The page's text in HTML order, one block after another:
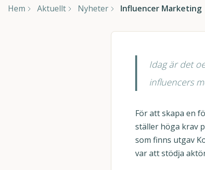
Hem Aktuellt Nyheter Influencer Marketing
Idag är det
influencers
För att skapa en
ställer höga krav
som finns utgav
var att stödja